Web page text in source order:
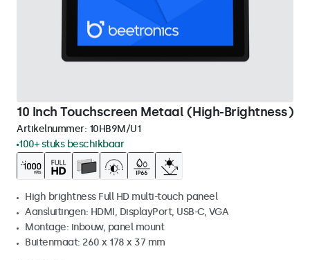
10 Inch Touchscreen Metaal (High-Brightness)
Artikelnummer: 10HB9M/U1
100+ stuks beschikbaar
High brightness Full HD multi-touch paneel
Aansluitingen: HDMI, DisplayPort, USB-C, VGA
Montage: inbouw, panel mount
Buitenmaat: 260 x 178 x 37 mm